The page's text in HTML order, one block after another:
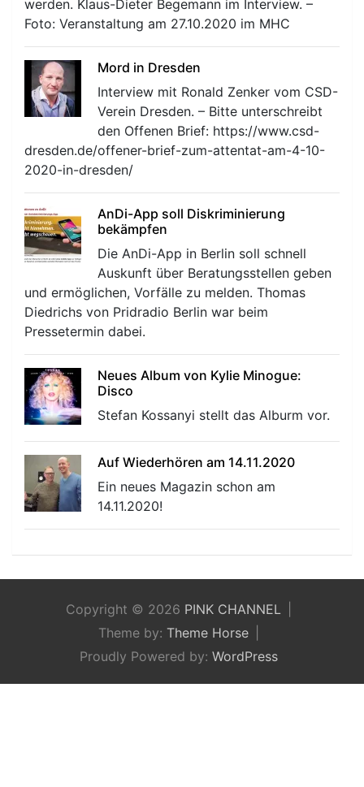
werden. Klaus-Dieter Begemann im Interview. –
Foto: Veranstaltung am 27.10.2020 im MHC
Mord in Dresden
Interview mit Ronald Zenker vom CSD-
Verein Dresden. – Bitte unterschreibt
den Offenen Brief: https://www.csd-
dresden.de/offener-brief-zum-attentat-am-4-10-
2020-in-dresden/
AnDi-App soll Diskriminierung
bekämpfen
Die AnDi-App in Berlin soll schnell
Auskunft über Beratungsstellen geben
und ermöglichen, Vorfälle zu melden. Thomas
Diedrichs von Pridradio Berlin war beim
Pressetermin dabei.
Neues Album von Kylie Minogue:
Disco
Stefan Kossanyi stellt das Alburm vor.
Auf Wiederhören am 14.11.2020
Ein neues Magazin schon am
14.11.2020!
Copyright © 2026 PINK CHANNEL
Theme by: Theme Horse
Proudly Powered by: WordPress